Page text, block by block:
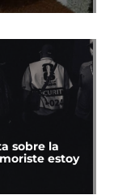
sobre la
estoy